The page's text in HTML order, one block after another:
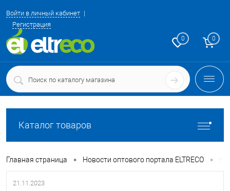
Войти в личный кабинет
Регистрация
0 0
Каталог товаров
Главная страница • Новости оптового портала ELTRECO •
21.11.2023